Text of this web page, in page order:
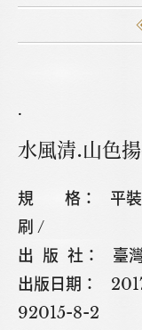
.
水風清.山色
規 格： 平裝 /
刷 /
出 版 社： 臺灣
出版日期：
92015-8-2